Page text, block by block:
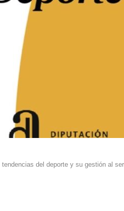
del deporte y su gestión al